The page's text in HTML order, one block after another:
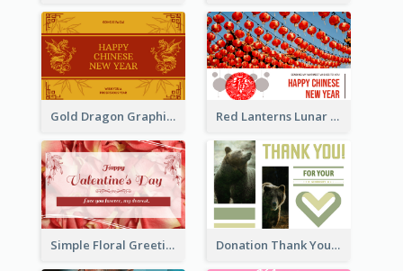
Gold Dragon Graphic Lunar New Year Greeting Card Red Lanterns Lunar New Year Greeting Card
Simple Floral Greeting Card Of Valentine's Day Donation Thank You Card